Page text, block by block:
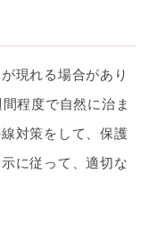
現れる場合があり
程度で自然に治ま
対策をして、保護
に従って、適切な